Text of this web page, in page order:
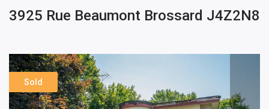
3925 Rue Beaumont Brossard J4Z2N8
Sold